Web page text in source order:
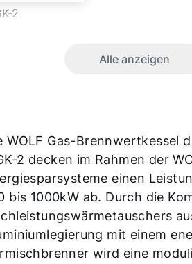
2
Alle anzeigen
WOLF Gas-Brennwertkessel
2 decken im Rahmen der
einen
bis 1000kW ab. Durch die
mit einem
wird eine